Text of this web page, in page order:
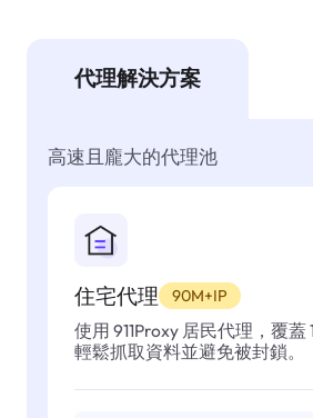
代理解決方案
高速且龐大的代理池
住宅代理 90M+IP
使用 911Proxy 居民代理，覆蓋
輕鬆抓取資料並避免被封鎖。